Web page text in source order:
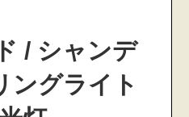
/ シャンデ
ングライト